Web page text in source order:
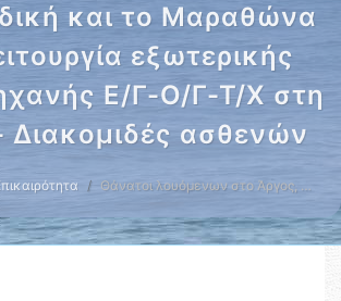
και το Μαραθώνα
εξωτερικής
Ε/Γ-Ο/Γ-Τ/Χ στη
Διακομιδές ασθενών
Θάνατοι λουόμενων στο Άργος, …